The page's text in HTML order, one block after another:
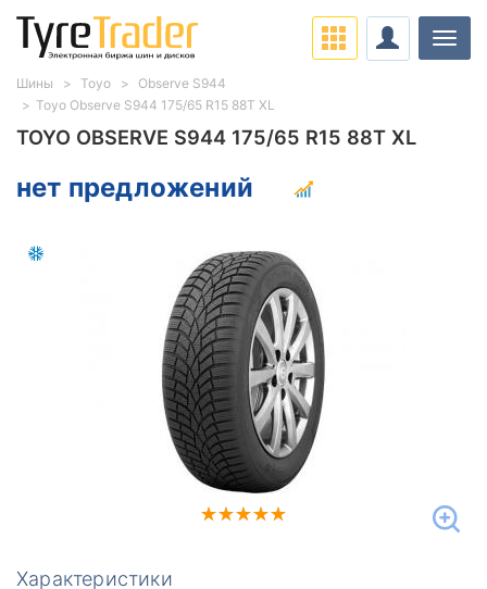
TOYO OBSERVE S944 175/65 R15 88T XL
нет предложений
Характеристики
Шины Toyo
Observe S944
Toyo Observe S944 175/65 R15 88T XL